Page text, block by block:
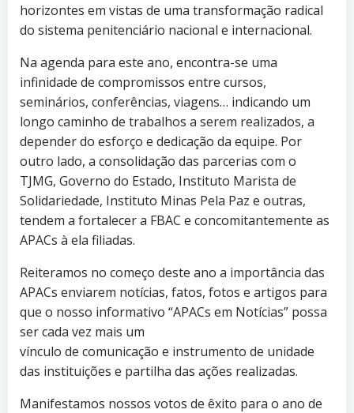
horizontes em vistas de uma transformação radical
do sistema penitenciário nacional e internacional.
Na agenda para este ano, encontra-se uma
infinidade de compromissos entre cursos,
seminários, conferências, viagens… indicando um
longo caminho de trabalhos a serem realizados, a
depender do esforço e dedicação da equipe. Por
outro lado, a consolidação das parcerias com o
TJMG, Governo do Estado, Instituto Marista de
Solidariedade, Instituto Minas Pela Paz e outras,
tendem a fortalecer a FBAC e concomitantemente as
APACs à ela filiadas.
Reiteramos no começo deste ano a importância das
APACs enviarem notícias, fatos, fotos e artigos para
que o nosso informativo “APACs em Notícias” possa
ser cada vez mais um
vínculo de comunicação e instrumento de unidade
das instituições e partilha das ações realizadas.
Manifestamos nossos votos de êxito para o ano de